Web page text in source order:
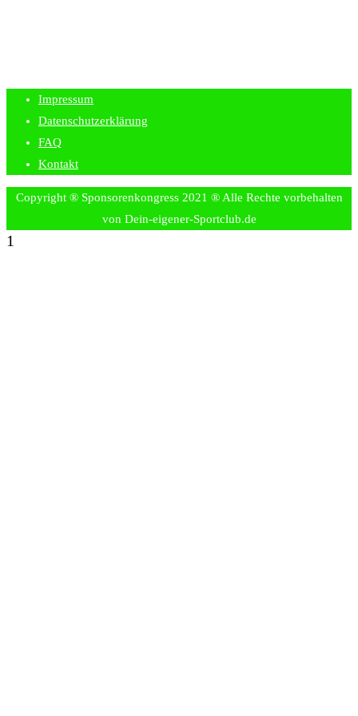
Impressum
Datenschutzerklärung
FAQ
Kontakt
Copyright ® Sponsorenkongress 2021 ® Alle Rechte vorbehalten
von Dein-eigener-Sportclub.de
1